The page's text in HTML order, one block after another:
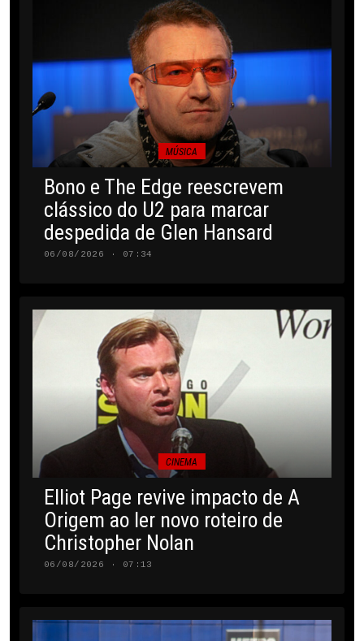
MÚSICA
Bono e The Edge reescrevem
clássico do U2 para marcar
despedida de Glen Hansard
06/08/2026 · 07:34
CINEMA
Elliot Page revive impacto de A
Origem ao ler novo roteiro de
Christopher Nolan
06/08/2026 · 07:13